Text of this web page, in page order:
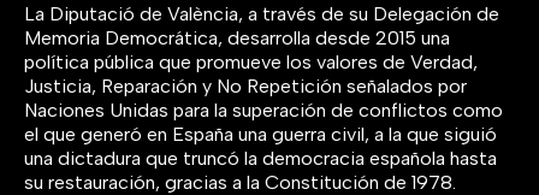
La Diputació de València, a través de su Delegación de
Memoria Democrática, desarrolla desde 2015 una
política pública que promueve los valores de Verdad,
Justicia, Reparación y No Repetición señalados por
Naciones Unidas para la superación de conflictos como
el que generó en España una guerra civil, a la que siguió
una dictadura que truncó la democracia española hasta
su restauración, gracias a la Constitución de 1978.